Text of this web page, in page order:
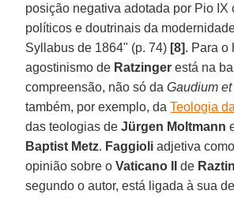
posição negativa adotada por Pio IX
políticos e doutrinais da
Syllabus de 1864" (p. 74) [8]. Para o
agostinismo de Ratzingerestá na
compreensão, não só daGaudium
também, por exemplo, daTeologia
das teologias deJürgen Moltmann
Baptist Metz. Faggioliadjetiva
opinião sobre oVaticano IIde
segundo o autor, está ligada à sua